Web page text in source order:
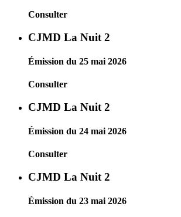
Consulter
CJMD La Nuit 2
Émission du 25 mai 2026
Consulter
CJMD La Nuit 2
Émission du 24 mai 2026
Consulter
CJMD La Nuit 2
Émission du 23 mai 2026